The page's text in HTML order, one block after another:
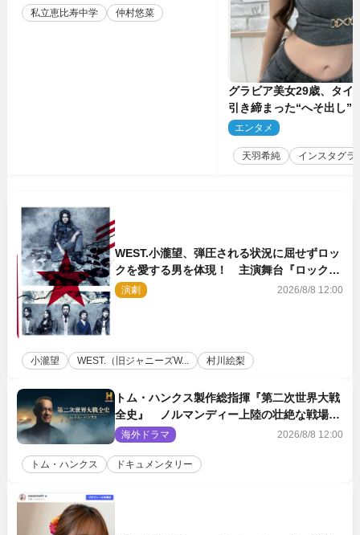
私立恵比寿中学 仲村悠菜
グラビア美女29歳、タイ
引き締まった“へそ出し”
「可愛い過ぎる」
エンタメ
天羽希純 インスタグラ
WEST.小瀧望、弾圧される状況に屈せずロッ
クを愛する男を体現！ 主演舞台『ロックン
ロール』ビジュアル解禁
演劇 2026/8/8 12:00
小瀧望 WEST.（旧ジャニーズW... 村川絵梨
トム・ハンクス製作総指揮『第二次世界大戦
全史』 ノルマンディー上陸の壮絶な戦場を
収めた特別映像解禁
海外ドラマ 2026/8/8 12:00
トム・ハンクス ドキュメンタリー